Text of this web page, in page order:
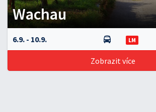
Wachau
6.9. - 10.9. LM
Zobrazit více